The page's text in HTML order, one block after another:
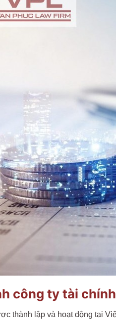
công ty tài chính
thành lập và hoạt động tại